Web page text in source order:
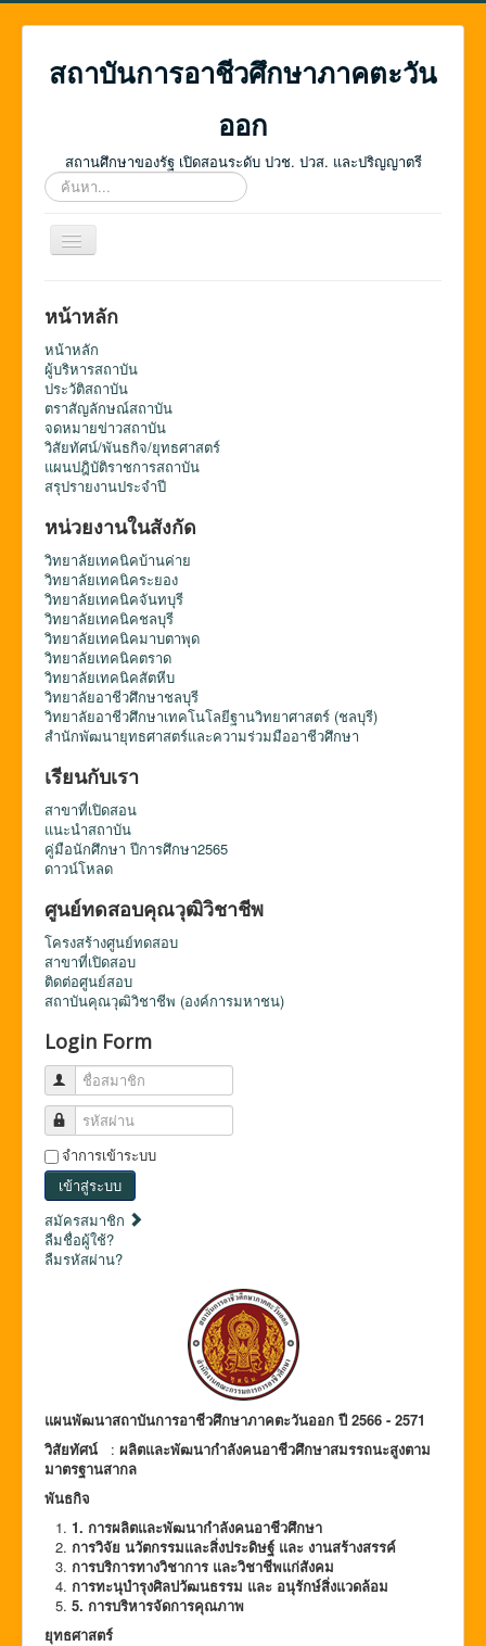
สถาบันการอาชีวศึกษาภาคตะวัน
ออก
สถานศึกษาของรัฐ เปิดสอนระดับ ปวช. ปวส. และปริญญาตรี
ค้นหา...
สลับ
เน
ชั่น
หน้าหลัก
หน้าหลัก
ผู้บริหารสถาบัน
ประวัติสถาบัน
ตราสัญลักษณ์สถาบัน
จดหมายข่าวสถาบัน
วิสัยทัศน์/พันธกิจ/ยุทธศาสตร์
แผนปฎิบัติราชการสถาบัน
สรุปรายงานประจำปี
หน่วยงานในสังกัด
วิทยาลัยเทคนิคบ้านค่าย
วิทยาลัยเทคนิคระยอง
วิทยาลัยเทคนิคจันทบุรี
วิทยาลัยเทคนิคชลบุรี
วิทยาลัยเทคนิคมาบตาพุด
วิทยาลัยเทคนิคตราด
วิทยาลัยเทคนิคสัตหีบ
วิทยาลัยอาชีวศึกษาชลบุรี
วิทยาลัยอาชีวศึกษาเทคโนโลยีฐานวิทยาศาสตร์ (ชลบุรี)
สำนักพัฒนายุทธศาสตร์และความร่วมมืออาชีวศึกษา
เรียนกับเรา
สาขาที่เปิดสอน
แนะนำสถาบัน
คู่มือนักศึกษา ปีการศึกษา2565
ดาวน์โหลด
ศูนย์ทดสอบคุณวุฒิวิชาชีพ
โครงสร้างศูนย์ทดสอบ
สาขาที่เปิดสอบ
ติดต่อศูนย์สอบ
สถาบันคุณวุฒิวิชาชีพ (องค์การมหาชน)
Login Form
ชื่อสมาชิก
รหัสผ่าน
จำการเข้าระบบ
เข้าสู่ระบบ
สมัครสมาชิก
ลืมชื่อผู้ใช้?
ลืมรหัสผ่าน?
แผนพัฒนาสถาบันการอาชีวศึกษาภาคตะวันออก ปี 2566 - 2571
วิสัยทัศน์ : ผลิตและพัฒนากำลังคนอาชีวศึกษาสมรรถนะสูงตาม
มาตรฐานสากล
พันธกิจ
1. การผลิตและพัฒนากำลังคนอาชีวศึกษา
การวิจัย นวัตกรรมและสิ่งประดิษฐ์ และ งานสร้างสรรค์
การบริการทางวิชาการ และวิชาชีพแก่สังคม
การทะนุบำรุงศิลปวัฒนธรรม และ อนุรักษ์สิ่งแวดล้อม
5. การบริหารจัดการคุณภาพ
ยุทธศาสตร์